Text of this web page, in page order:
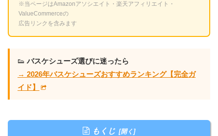
※当ページはAmazonアソシエイト・楽天アフィリエイト・
ValueCommerceの
広告リンクを含みます
👟 バスケシューズ選びに迷ったら
→ 2026年バスケシューズおすすめランキング【完全ガ
イド】
もくじ